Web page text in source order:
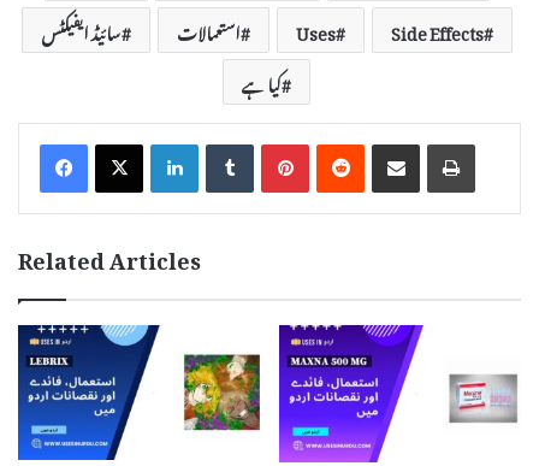
Side Effects
Uses استعمالات
سائیڈ ایفیکٹس
کیا ہے
LinkedInTumblrPinterestReddit Share via Email Print
Related Articles